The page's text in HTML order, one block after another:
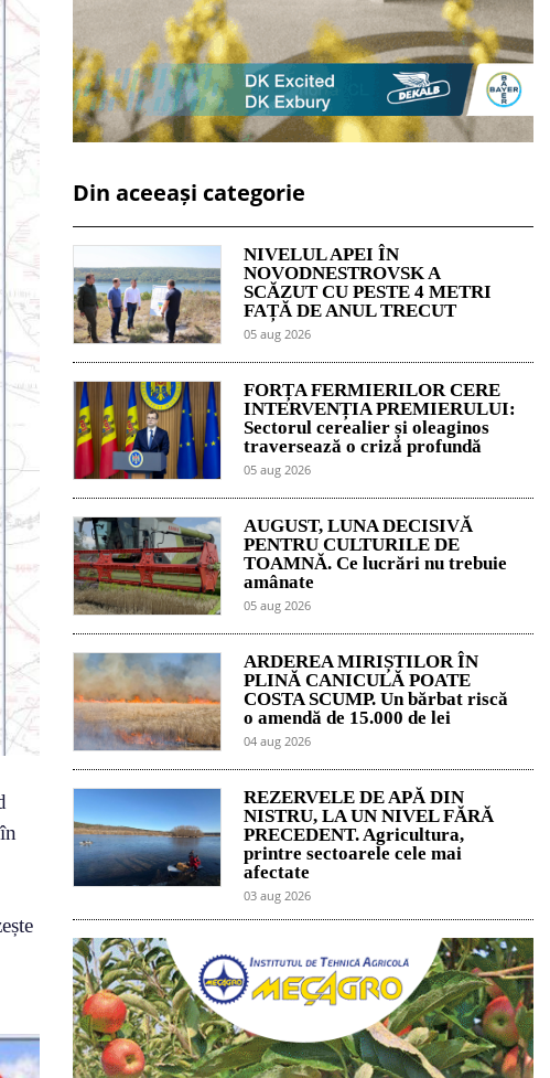
Din aceeași categorie
NIVELUL APEI ÎN
NOVODNESTROVSK A
SCĂZUT CU PESTE 4 METRI
FAȚĂ DE ANUL TRECUT
05 aug 2026
FORȚA FERMIERILOR CERE
INTERVENȚIA PREMIERULUI:
Sectorul cerealier și oleaginos
traversează o criză profundă
05 aug 2026
AUGUST, LUNA DECISIVĂ
PENTRU CULTURILE DE
TOAMNĂ. Ce lucrări nu trebuie
amânate
05 aug 2026
ARDEREA MIRIȘTILOR ÎN
PLINĂ CANICULĂ POATE
COSTA SCUMP. Un bărbat riscă
o amendă de 15.000 de lei
04 aug 2026
REZERVELE DE APĂ DIN
NISTRU, LA UN NIVEL FĂRĂ
PRECEDENT. Agricultura,
printre sectoarele cele mai
afectate
03 aug 2026